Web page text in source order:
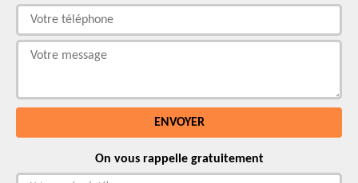
On vous rappelle gratuitement